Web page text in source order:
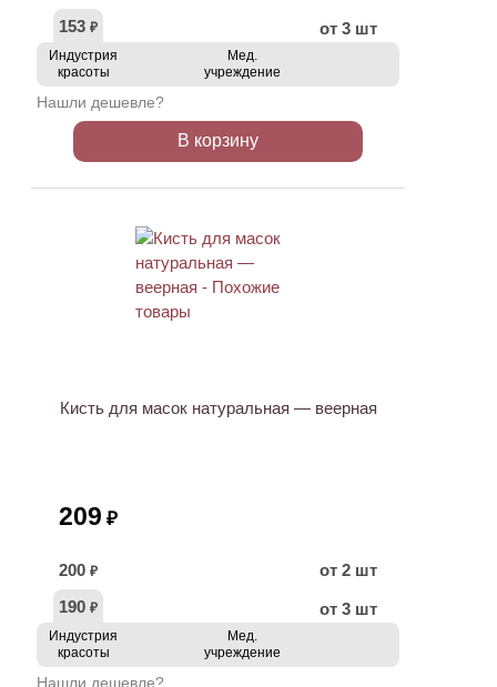
153 ₽ от 3 шт
Индустрия
красоты
Мед.
учреждение
Нашли дешевле?
В корзину
Кисть для масок натуральная — веерная
209 ₽
200 ₽
от 2 шт
190 ₽ от 3 шт
Индустрия
красоты
Мед.
учреждение
Нашли дешевле?